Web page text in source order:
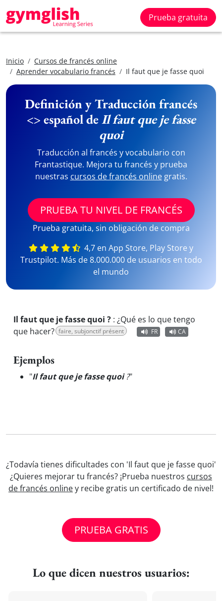
Prueba gratuita
Inicio
Cursos de francés online
Aprender vocabulario francés
Il faut que je fasse quoi
Definición y Traducción francés
<> español deIl faut que je fasse
quoi
Traducción al francés y vocabulario con
Frantastique. Mejora tu francés y prueba
nuestras cursos de francés onlinegratis.
PRUEBA TU NIVEL DE FRANCÉS
Prueba gratuita, sin obligación de compra
4,7 en App Store, Play Store y
Trustpilot. Más de 8.000.000 de usuarios en todo
el mundo
Il faut que je fasse quoi ? : ¿Qué es lo que tengo
que hacer? faire, subjonctif présent FR CA
Ejemplos
"Il faut que je fasse quoi?"
¿Todavía tienes dificultades con 'Il faut que je fasse quoi'
¿Quieres mejorar tu francés? ¡Prueba nuestros cursos
de francés onliney recibe gratis un certificado de nivel!
PRUEBA GRATIS
Lo que dicen nuestros usuarios: